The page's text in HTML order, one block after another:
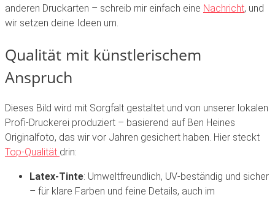
anderen Druckarten – schreib mir einfach eine Nachricht, und
wir setzen deine Ideen um.
Qualität mit künstlerischem
Anspruch
Dieses Bild wird mit Sorgfalt gestaltet und von unserer lokalen
Profi-Druckerei produziert – basierend auf Ben Heines
Originalfoto, das wir vor Jahren gesichert haben. Hier steckt
Top-Qualität drin:
Latex-Tinte: Umweltfreundlich, UV-beständig und sicher
– für klare Farben und feine Details, auch im